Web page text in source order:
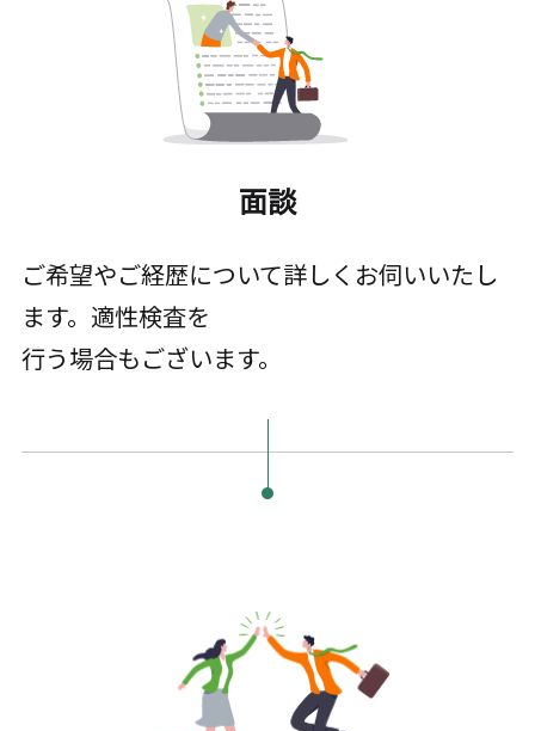
面談
ご希望やご経歴について詳しくお伺いいたし
ます。適性検査を
行う場合もございます。